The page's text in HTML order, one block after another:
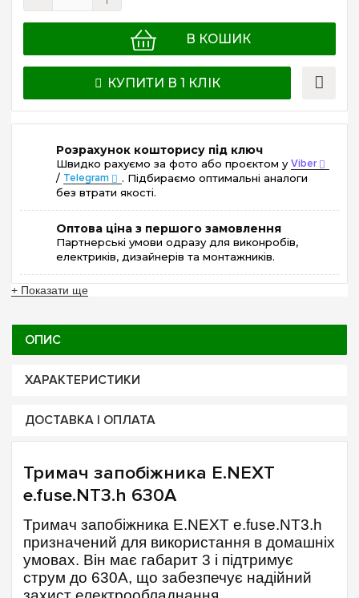
В КОШИК
КУПИТИ В 1 КЛІК
Розрахунок кошторису під ключ
Швидко рахуємо за фото або проєктом уViber
/ Telegram
. Підбираємо оптимальні аналоги
без втрати якості.
Оптова ціна з першого замовлення
Партнерські умови одразу для виконробів,
електриків, дизайнерів та монтажників.
+ Показати ще
ОПИС
ХАРАКТЕРИСТИКИ
ДОСТАВКА І ОПЛАТА
Тримач запобіжника E.NEXT
e.fuse.NT3.h 630A
Тримач запобіжника E.NEXT e.fuse.NT3.h
призначений для використання в домашніх
умовах. Він має габарит 3 і підтримує
струм до 630А, що забезпечує надійний